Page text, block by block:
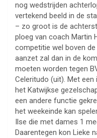
nog wedstrijden
vertekend beeld in de
– zo groot is de
ploeg van coach Martin
competitie wel boven
aanzet zal dan in de
moeten worden tegen
Celeritudo (uit). Met
het Katwijkse
een andere functie
het weekeinde kan
Ilse die met dames 1
Daarentegen kon Lieke